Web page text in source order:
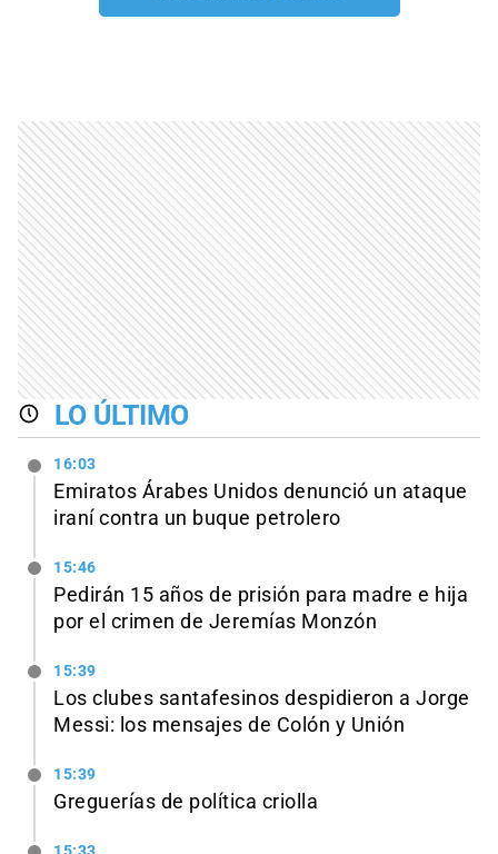
LO ÚLTIMO
16:03
Emiratos Árabes Unidos denunció un ataque
iraní contra un buque petrolero
15:46
Pedirán 15 años de prisión para madre e hija
por el crimen de Jeremías Monzón
15:39
Los clubes santafesinos despidieron a Jorge
Messi: los mensajes de Colón y Unión
15:39
Greguerías de política criolla